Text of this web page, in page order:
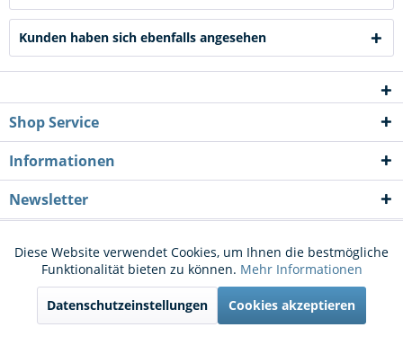
Kunden haben sich ebenfalls angesehen
Shop Service
Informationen
Newsletter
* Alle Preise inkl. gesetzl. Mehrwertsteuer zzgl.Versandkostenund ggf.
Nachnahmegebühren, wenn nicht anders beschrieben
Cookie-Einstellungen
Kontakt
Funktionale Aktiv
Marketing Aktiv
Diese Website verwendet Cookies, um Ihnen die bestmögliche
Funktionalität bieten zu können. Mehr Informationen
Datenschutzeinstellungen Cookies akzeptieren